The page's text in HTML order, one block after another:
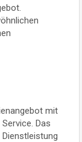
mit
Das